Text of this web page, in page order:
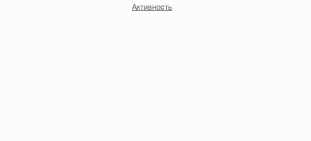
Активность